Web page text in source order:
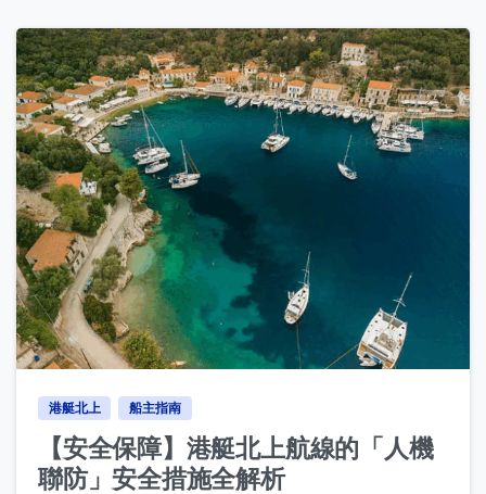
港艇北上 船主指南
【安全保障】港艇北上航線的「人機
聯防」安全措施全解析